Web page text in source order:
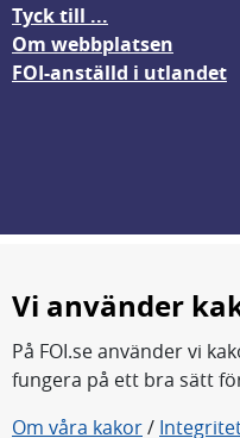
Tyck till ...
Om webbplatsen
FOI-anställd i utlandet
FOI forskar för en säkrare
Vi använder
På FOI.se använder vi
fungera på ett bra sätt
Om våra kakor/